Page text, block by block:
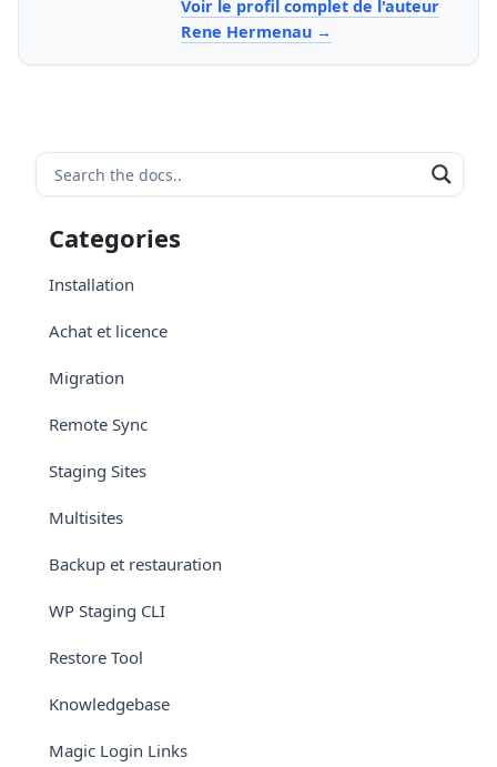
Voir le profil complet de l'auteur
Rene Hermenau
Categories
Installation
Achat et licence
Migration
Remote Sync
Staging Sites
Multisites
Backup et restauration
WP Staging CLI
Restore Tool
Knowledgebase
Magic Login Links